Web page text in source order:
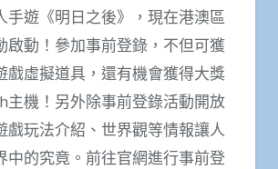
手遊《明日之後》，現在港澳區
啟動！參加事前登錄，不但可獲
戲虛擬道具，還有機會獲得大獎
主機！另外除事前登錄活動開放
戲玩法介紹、世界觀等情報讓人
中的究竟。前往官網進行事前登